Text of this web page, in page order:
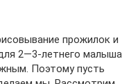
прожилок и
2—3-летнего малыша
Поэтому пусть